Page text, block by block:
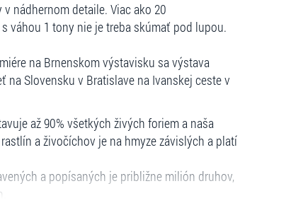
nádhernom detaile. Viac ako 20
váhou 1 tony nie je treba skúmať pod lupou.
na Brnenskom výstavisku sa výstava
na Slovensku v Bratislave na Ivanskej ceste v
až 90% všetkých živých foriem a naša
a živočíchov je na hmyze závislých a platí
a popísaných je približne milión druhov,